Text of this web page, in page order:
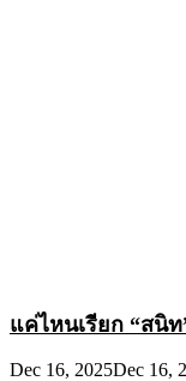
แค่ไหนเรียก “สนิ
Dec 16, 2025Dec 16,